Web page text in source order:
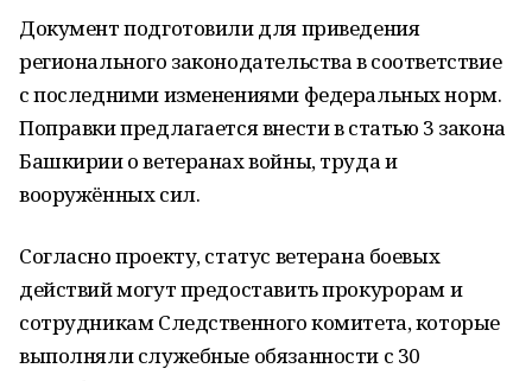
Документ подготовили для приведения
регионального законодательства в соответствие
с последними изменениями федеральных норм.
Поправки предлагается внести в статью 3 закона
Башкирии о ветеранах войны, труда и
вооружённых сил.
Согласно проекту, статус ветерана боевых
действий могут предоставить прокурорам и
сотрудникам Следственного комитета, которые
выполняли служебные обязанности с 30